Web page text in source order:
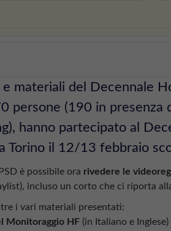
e materiali del Decennale
persone (190 in presenza
hanno partecipato al
Torino il 12/13 febbraio
è possibile ora rivedere le
incluso un corto che ci riporta
i vari materiali presentati:
Monitoraggio HF(in Italiano e Inglese)